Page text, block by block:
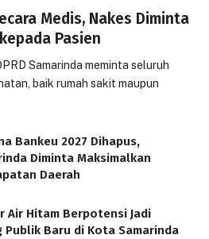
Medis, Nakes Diminta
Pasien
Samarinda meminta seluruh
baik rumah sakit maupun
Bankeu 2027 Dihapus,
Diminta Maksimalkan
Daerah
Air Hitam Berpotensi Jadi
Publik Baru di Kota Samarinda